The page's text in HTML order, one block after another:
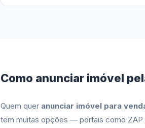
Como anunciar imóvel
Quem quer anunciar imóvel para
tem muitas opções — portais como ZAP